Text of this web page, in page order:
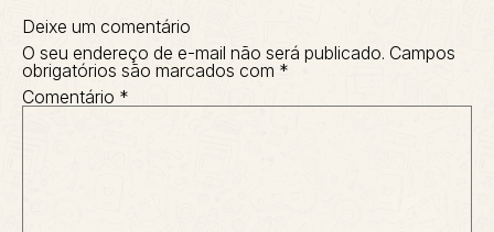
Deixe um comentário
O seu endereço de e-mail não será publicado. Campos
obrigatórios são marcados com *
Comentário *